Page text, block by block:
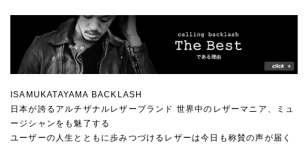
ISAMUKATAYAMA BACKLASH
日本が誇るアルチザナルレザーブランド 世界中のレザーマニア、ミュ
ージシャンをも魅了する
ユーザーの人生とともに歩みつづけるレザーは今日も称賛の声が届く